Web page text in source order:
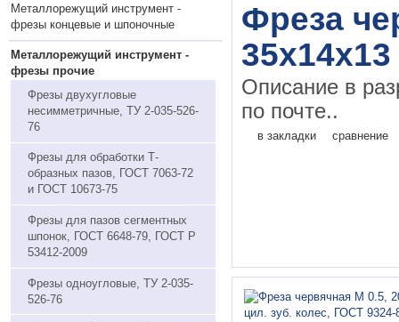
Металлорежущий инструмент -
фрезы концевые и шпоночные
Металлорежущий инструмент -
фрезы прочие
Фрезы двухугловые
несимметричные, ТУ 2-035-526-
76
Фрезы для обработки Т-
образных пазов, ГОСТ 7063-72
и ГОСТ 10673-75
Фрезы для пазов сегментных
шпонок, ГОСТ 6648-79, ГОСТ Р
53412-2009
Фрезы одноугловые, ТУ 2-035-
526-76
Фреза
Описание в
по почте..
в закладки сравнение